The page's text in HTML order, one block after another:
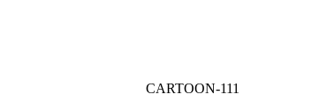
CARTOON-111